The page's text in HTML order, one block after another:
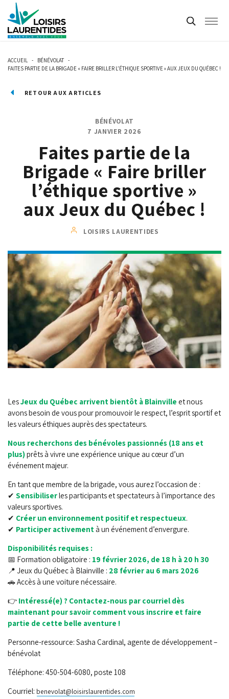
ACCUEIL - BÉNÉVOLAT -
FAITES PARTIE DE LA BRIGADE « FAIRE BRILLER L’ÉTHIQUE SPORTIVE » AUX JEUX DU QUÉBEC !
RETOUR AUX ARTICLES
BÉNÉVOLAT
7 JANVIER 2026
Faites partie de la
Brigade « Faire briller
l’éthique sportive »
aux Jeux du Québec !
LOISIRS LAURENTIDES
LesJeux du Québec arrivent bientôt à Blainville et nous
avons besoin de vous pour promouvoir le respect, l’esprit sportif et
les valeurs éthiques auprès des spectateurs.
Nous recherchons des bénévoles passionnés (18 ans et
plus)prêts à vivre une expérience unique au cœur d’un
événement majeur.
En tant que membre de la brigade, vous aurez l’occasion de :
✔ Sensibiliserles participants et spectateurs à l’importance des
valeurs sportives.
✔ Créer un environnement positif et respectueux.
✔ Participer activement à un événement d’envergure.
Disponibilités requises :
📅 Formation obligatoire : 19 février 2026, de 18 h à 20 h 30
📍 Jeux du Québec à Blainville : 28 février au 6 mars 2026
🚗 Accès à une voiture nécessaire.
👉 Intéressé(e) ? Contactez-nous par courriel dès
maintenant pour savoir comment vous inscrire et faire
partie de cette belle aventure !
Personne-ressource: Sasha Cardinal, agente de développement –
bénévolat
Téléphone: 450-504-6080, poste 108
Courriel: benevolat@loisirslaurentides.com